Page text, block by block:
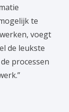
te
voegt
de leukste
processen